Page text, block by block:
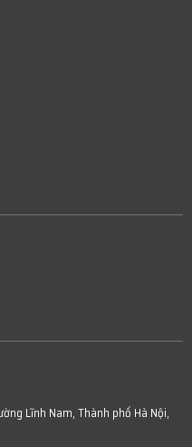
Lĩnh Nam, Thành phố Hà Nội,